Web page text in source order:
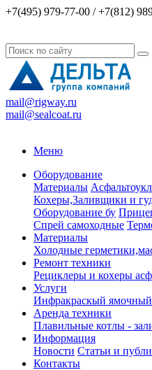
+7(495) 979-77-00 / +7(812)
mail@rigway.ru
mail@sealcoat.ru
Меню
Оборудование
Материалы
Кохеры,Заливщики и
Оборудование бу
Спрей самоходные
Материалы
Холодные
Ремонт техники
Рециклеры и кохеры
Услуги
Инфракраскый
Аренда техники
Плавильные котлы -
Информация
Новости Статьи и
Контакты